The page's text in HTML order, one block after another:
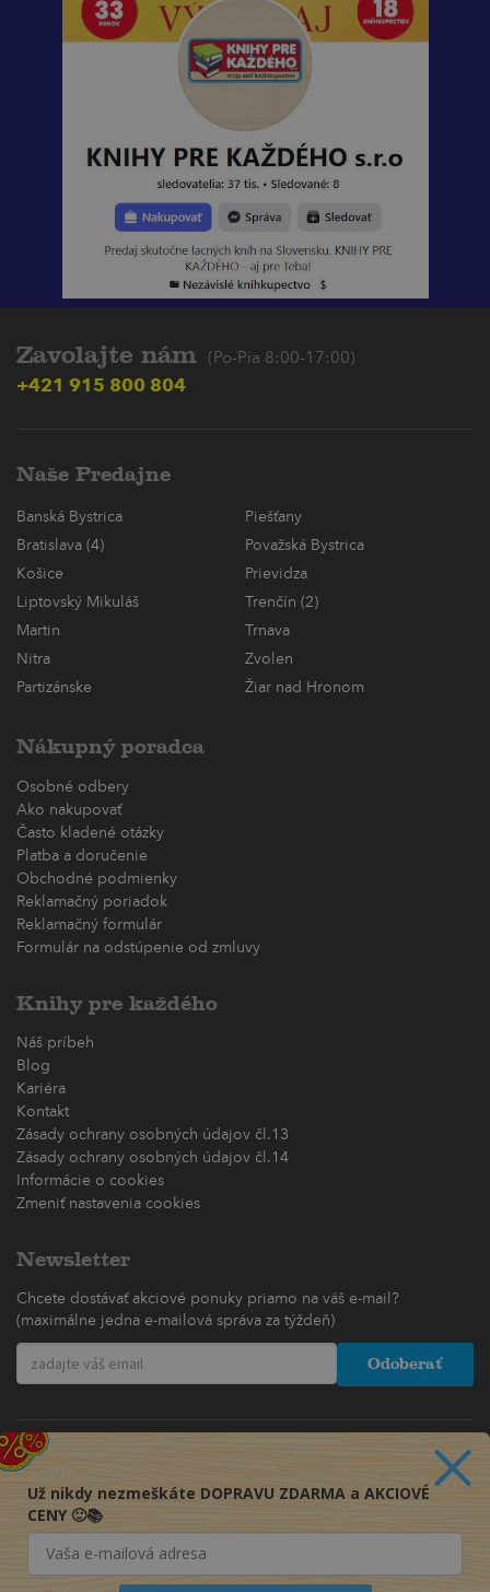
Zavolajte nám (Po-Pia 8:00-17:00)
+421 915 800 804
Naše Predajne
Banská Bystrica
Piešťany
Bratislava (4)
Považská Bystrica
Košice
Prievidza
Liptovský Mikuláš
Trenčín (2)
Martin
Trnava
Nitra
Zvolen
Partizánske
Žiar nad Hronom
Nákupný poradca
Osobné odbery
Ako nakupovať
Často kladené otázky
Platba a doručenie
Obchodné podmienky
Reklamačný poriadok
Reklamačný formulár
Formulár na odstúpenie od zmluvy
Knihy pre každého
Náš príbeh
Blog
Kariéra
Kontakt
Zásady ochrany osobných údajov čl.13
Zásady ochrany osobných údajov čl.14
Informácie o cookies
Zmeniť nastavenia cookies
Newsletter
Chcete dostávať akciové ponuky priamo na váš e-mail?
(maximálne jedna e-mailová správa za týždeň)
Odoberať
Už nikdy nezmeškáte DOPRAVU ZDARMA a AKCIOVÉ
CENY 🙂📚